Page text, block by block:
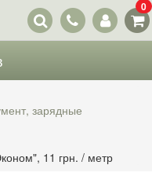
Наши
контакты
0
зарядные
11 грн. / метр